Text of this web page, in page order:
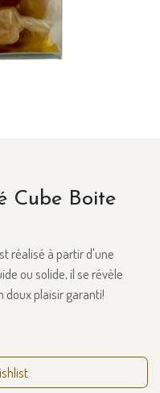
Cube Boite
réalisé à partir d'une
ou solide, il se révèle
doux plaisir garanti!